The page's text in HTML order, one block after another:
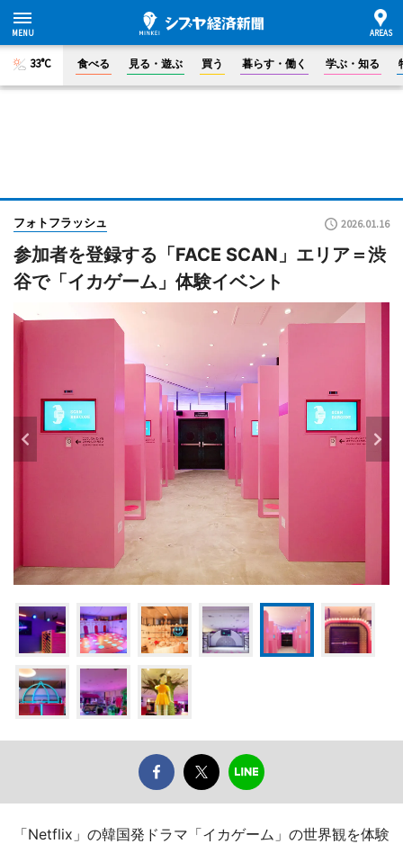
33°C 食べる 見る・遊ぶ 買う 暮らす・働く 学ぶ・知る
フォトフラッシュ 2026.01.16
参加者を登録する「FACE SCAN」エリア＝渋
谷で「イカゲーム」体験イベント
「Netflix」の韓国発ドラマ「イカゲーム」の世界観を体験